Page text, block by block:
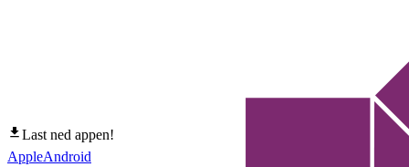
Last ned appen!
AppleAndroid